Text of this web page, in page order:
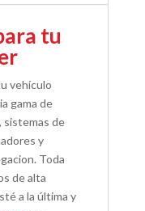
tu
vehículo
gama de
sistemas de
y
Toda
de alta
a la última y